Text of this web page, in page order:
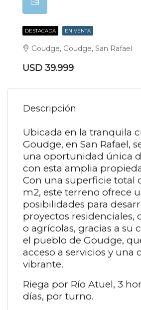
DESTACADA EN VENTA
Goudge, Goudge, San Rafael
USD 39.999
Descripción
Ubicada en la tranquila
Goudge, en San Rafael,
una oportunidad única
con esta amplia
Con una superficie total
m2, este terreno ofrece
posibilidades para
proyectos residenciales,
o agrícolas, gracias a su
el pueblo de Goudge,
acceso a servicios y una
vibrante.
Riega por Río Atuel, 3
días, por turno.